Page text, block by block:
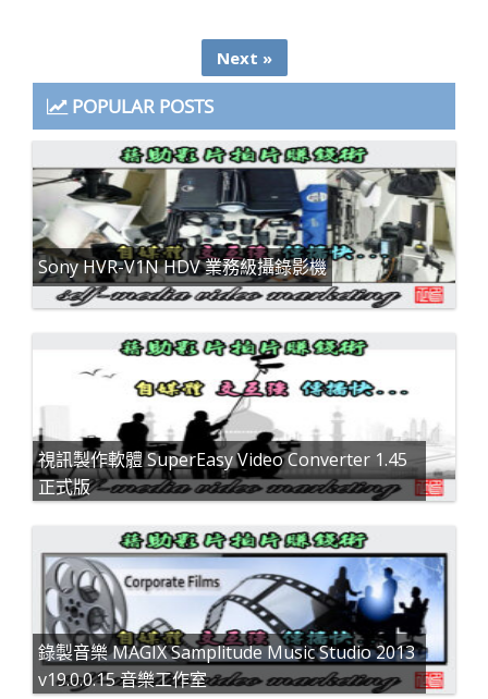
Next »
POPULAR POSTS
Sony HVR-V1N HDV 業務級攝錄影機
視訊製作軟體 SuperEasy Video Converter 1.45
正式版
錄製音樂 MAGIX Samplitude Music Studio 2013
v19.0.0.15 音樂工作室